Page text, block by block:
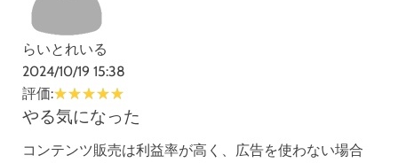
らいとれいる
2024/10/19 15:38
評価:
やる気になった
コンテンツ販売は利益率が高く、広告を使わない場合